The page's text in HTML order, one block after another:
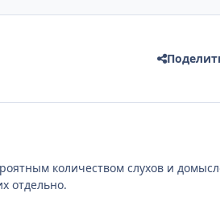
количеством слухов и
отдельно.